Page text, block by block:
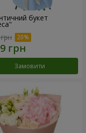
букет
Замовити